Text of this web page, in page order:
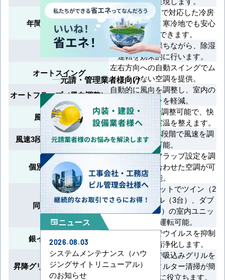
年間冷房（-15°C）
外気温-15°Cまで対応した冷房
運転が可能で、寒冷地でも安心
して使用できます。
ドライ機能
室温を一定に保ちながら、除湿
運転を効果的に行います。
オートスイング
左右方向への自動スイングでム
ラのない空調を提供。
オートフラップ（風向調整）
自動的に風向を調整し、室内の
温度ムラを軽減。
風速5段階切換
風速を5段階で調整可能で、快
適かつ迅速に室温を整えます。
風速3段階切替（急強弱）
急・強・弱の3段階で風速を調
整可能。
個別フラップ設定
吹出口ごとにフラップ設定を調
整し、好みに合わせた空調が可
能。
同時運転マルチ
1台の室外ユニットでツイン（2
台）、トリプル（3台）、ダブ
ルツイン（4台）の室内ユニッ
トを同時運転可能。
銀イオン抑制機能
銀イオン技術でウイルスを抑制
し、空気を清浄化します。
昇降グリル（電動昇降式）
リモコン操作で吸込みグリルを
昇降可能。フィルター清掃が簡
単で時間短縮に役立ちます。
元請・管理業者様向け
newspaperニュース
2026.08.03
システムメンテナンス（ハウ
ジングサイトリニューアル）
のお知らせ